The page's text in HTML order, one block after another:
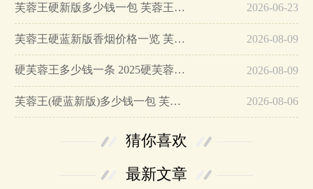
芙蓉王硬新版多少钱一包 芙蓉王硬新版参数… 2026-06-23
芙蓉王硬蓝新版香烟价格一览 芙蓉王硬蓝新版香烟口感分析… 2026-08-09
硬芙蓉王多少钱一条 2025硬芙蓉王价格概述… 2026-08-09
芙蓉王(硬蓝新版)多少钱一包 芙蓉王(硬蓝新版)香烟价格表图… 2026-08-06
猜你喜欢
最新文章